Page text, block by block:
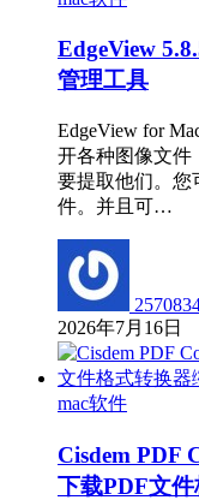
EdgeView
管理工具
EdgeView for
开各种图像文件
要提取他们。您
件。并且可…
2026年7月16日
mac软件
Cisdem PDF
下载PDF文